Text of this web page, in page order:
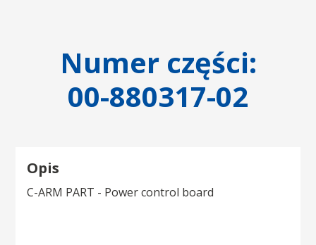
Numer części:
00-880317-02
Opis
C-ARM PART - Power control board